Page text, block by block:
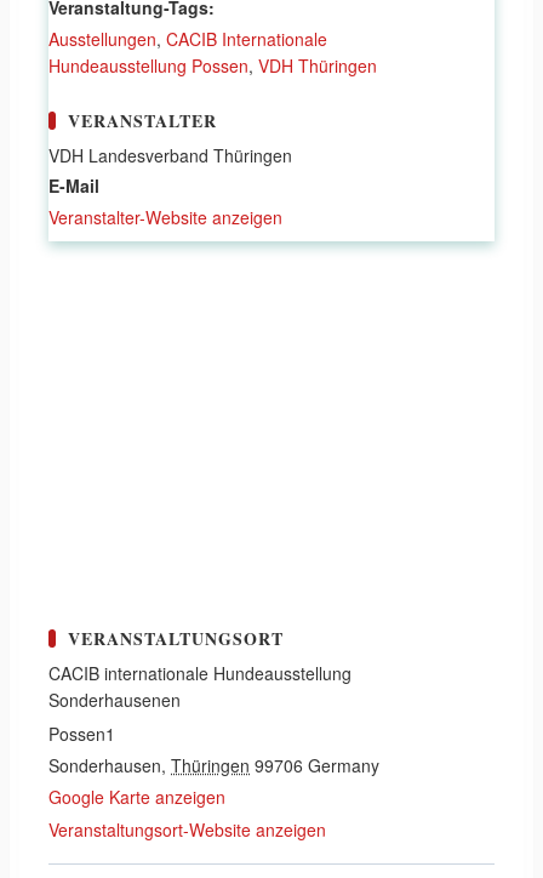
Veranstaltung-Tags:
Ausstellungen, CACIB Internationale
Hundeausstellung Possen, VDH Thüringen
VERANSTALTER
VDH Landesverband Thüringen
E-Mail
Veranstalter-Website anzeigen
VERANSTALTUNGSORT
CACIB internationale Hundeausstellung
Sonderhausenen
Possen1
Sonderhausen, Thüringen 99706 Germany
Google Karte anzeigen
Veranstaltungsort-Website anzeigen